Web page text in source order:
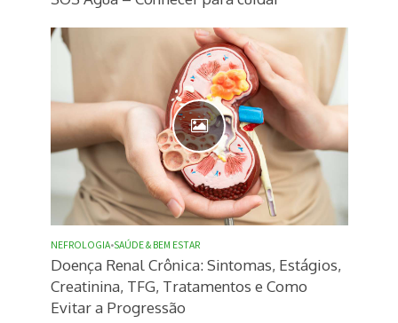
NEFROLOGIA•SAÚDE & BEM ESTAR
Doença Renal Crônica: Sintomas, Estágios,
Creatinina, TFG, Tratamentos e Como
Evitar a Progressão